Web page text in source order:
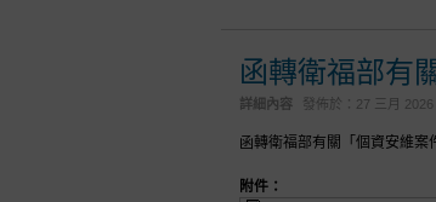
函轉衛福部有
詳細內容 發佈於： 27 三月 2026
函轉衛福部有關「個資安維案
附件：